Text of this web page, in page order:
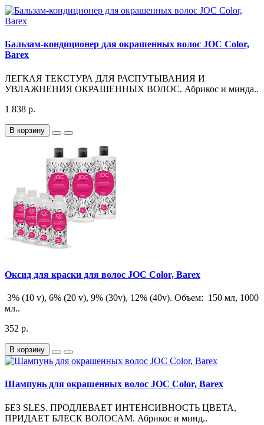
Бальзам-кондиционер для окрашенных волос JOC Color,
Barex
ЛЕГКАЯ ТЕКСТУРА ДЛЯ РАСПУТЫВАНИЯ И
УВЛАЖНЕНИЯ ОКРАШЕННЫХ ВОЛОС. Абрикос и минда..
1 838 р.
В корзину
Оксид для краски для волос JOC Color, Barex
3% (10 v), 6% (20 v), 9% (30v), 12% (40v). Объем: 150 мл, 1000
мл..
352 р.
В корзину
Шампунь для окрашенных волос JOC Color, Barex
БЕЗ SLES. ПРОДЛЕВАЕТ ИНТЕНСИВНОСТЬ ЦВЕТА,
ПРИДАЕТ БЛЕСК ВОЛОСАМ. Абрикос и минд..